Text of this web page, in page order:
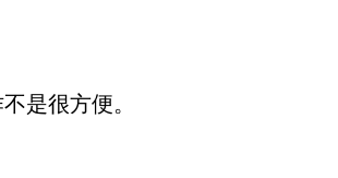
是很方便。